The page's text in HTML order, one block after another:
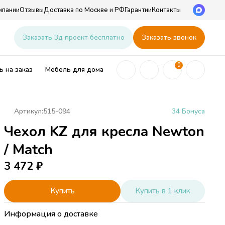
ОтзывыДоставка по Москве и РФГарантииКонтакты
Заказать 3д проект бесплатно Заказать звонок
на заказ Мебель для дома 0
Артикул:515-094 34 Бонуса
Чехол KZ для кресла Newton
/ Match
3 472 ₽
Купить Купить в 1 клик
Информация о доставке